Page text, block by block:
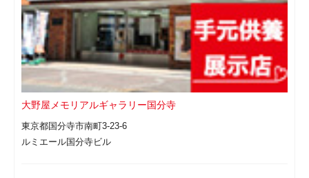
大野屋メモリアルギャラリー国分寺
東京都国分寺市南町3-23-6
ルミエール国分寺ビル